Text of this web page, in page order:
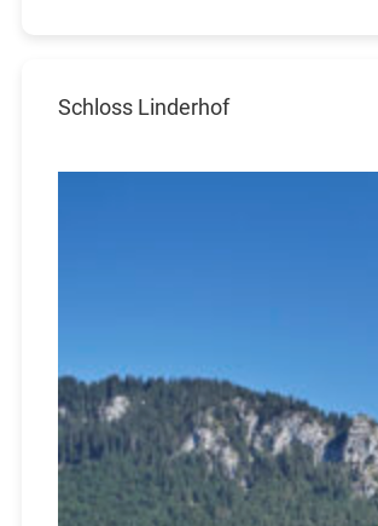
Schloss Linderhof